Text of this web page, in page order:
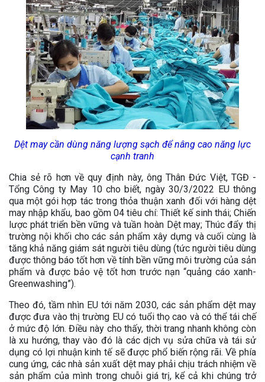
Dệt may cần dùng năng lượng sạch để nâng cao năng lực
cạnh tranh
Chia sẻ rõ hơn về quy định này, ông Thân Đức Việt, TGĐ -
Tổng Công ty May 10 cho biết, ngày 30/3/2022 EU thông
qua một gói hợp tác trong thỏa thuận xanh đối với hàng dệt
may nhập khẩu, bao gồm 04 tiêu chí: Thiết kế sinh thái; Chiến
lược phát triển bền vững và tuần hoàn Dệt may; Thúc đẩy thị
trường nội khối cho các sản phẩm xây dựng và cuối cùng là
tăng khả năng giám sát người tiêu dùng (tức người tiêu dùng
được thông báo tốt hơn về tính bền vững môi trường của sản
phẩm và được bảo vệ tốt hơn trước nạn “quảng cáo xanh-
Greenwashing”).
Theo đó, tầm nhìn EU tới năm 2030, các sản phẩm dệt may
được đưa vào thị trường EU có tuổi thọ cao và có thể tái chế
ở mức độ lớn. Điều này cho thấy, thời trang nhanh không còn
là xu hướng, thay vào đó là các dịch vụ sửa chữa và tái sử
dụng có lợi nhuận kinh tế sẽ được phổ biến rộng rãi. Về phía
cung ứng, các nhà sản xuất dệt may phải chịu trách nhiệm về
sản phẩm của mình trong chuỗi giá trị, kể cả khi chúng trở